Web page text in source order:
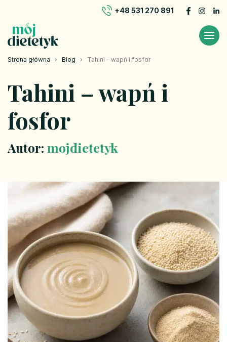
+48 531 270 891
Strona główna › Blog › Tahini – wapń i fosfor
Tahini – wapń i
fosfor
Autor: mojdietetyk